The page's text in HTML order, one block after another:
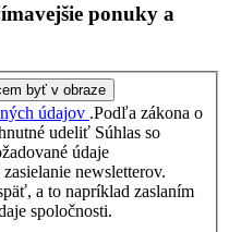
ponuky a
byť v obraze
údajov .Podľa zákona o
udeliť Súhlas so
údaje
newsletterov.
a to napríklad zaslaním
spoločnosti.